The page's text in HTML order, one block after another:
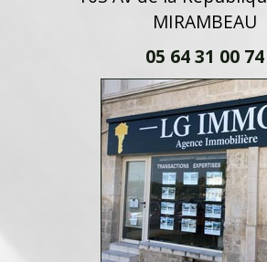
MIRAMBEAU
05 64 31 00 74